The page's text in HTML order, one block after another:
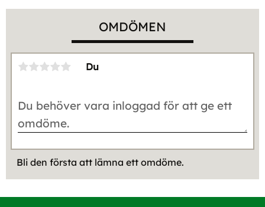
OMDÖMEN
Du
Bli den första att lämna ett omdöme.